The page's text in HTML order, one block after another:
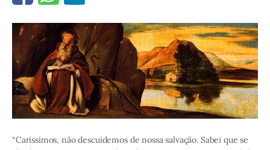
“Caríssimos, não descuidemos de nossa salvação. Sabei que se